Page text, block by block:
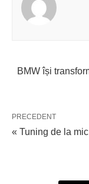
BMW își
PRECEDENT
« Tuning de la